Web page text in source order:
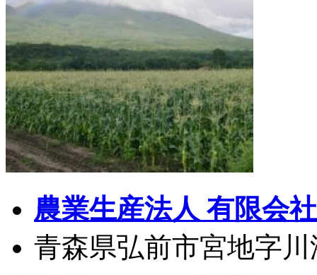
農業生産法人 有限会
青森県弘前市宮地字川